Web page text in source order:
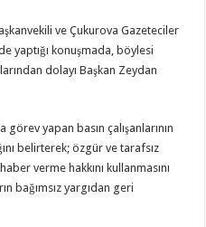
ve Çukurova Gazeteciler
yaptığı konuşmada, böylesi
dolayı Başkan Zeydan
yapan basın çalışanlarının
belirterek; özgür ve tarafsız
verme hakkını kullanmasını
bağımsız yargıdan geri